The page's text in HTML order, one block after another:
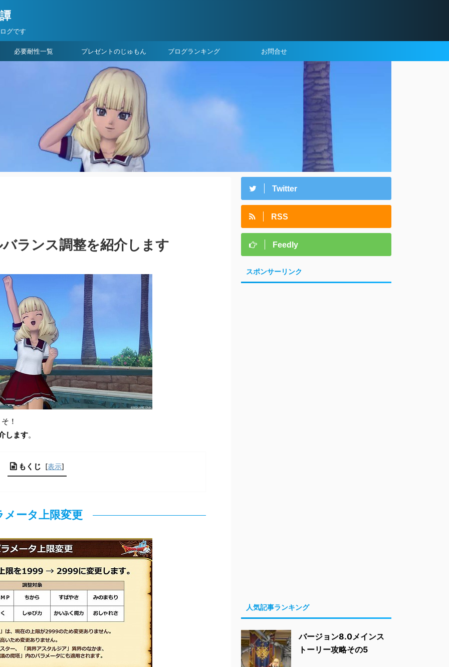
グです
必要耐性一覧 プレゼントのじゅもん ブログランキング お問合せ
ランス調整を紹介します
！
します。
もくじ [表示]
メータ上限変更
Twitter
RSS
Feedly
スポンサーリンク
人気記事ランキング
バージョン8.0メインス
トーリー攻略その5